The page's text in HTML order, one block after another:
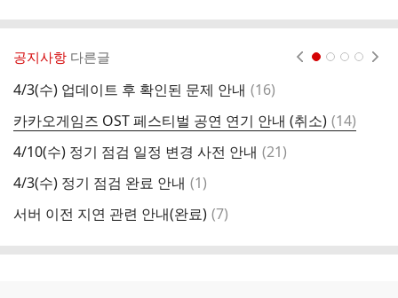
글
가
기
공지사항 다른글
4/3(수) 업데이트 후 확인된 문제 안내 댓
(16)
카카오게임즈 OST 페스티벌 공연 연기 안내 (취소) 댓
글
(14)
4/10(수) 정기 점검 일정 변경 사전 안내 댓
(21)
4/3(수) 정기 점검 완료 안내 댓
(1)
서버 이전 지연 관련 안내(완료) 댓
(7)